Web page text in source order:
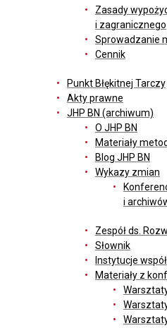
Zasady
i zagranicznego
Sprowadzanie
Cennik
Punkt Błękitnej Tarczy
Akty prawne
JHP BN (archiwum)
O JHP BN
Materiały
Blog JHP BN
Wykazy zmian
i
Zespół ds.
Słownik
Instytucje
Materiały z